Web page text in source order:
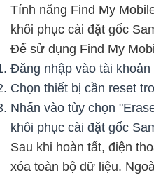
Tính năng Find My
khôi phục cài đặt gốc
Để sử dụng Find My
Đăng nhập vào tài
Chọn thiết bị cần reset
Nhấn vào tùy chọn
khôi phục cài đặt gốc
Sau khi hoàn tất, điện
xóa toàn bộ dữ liệu.